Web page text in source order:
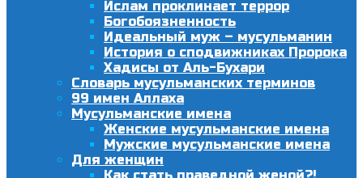
Ислам проклинает террор
Богобоязненность
Идеальный муж – мусульманин
История о сподвижниках Пророка
Хадисы от Аль-Бухари
Словарь мусульманских терминов
99 имен Аллаха
Мусульманские имена
Женские мусульманские имена
Мужские мусульманские имена
Для женщин